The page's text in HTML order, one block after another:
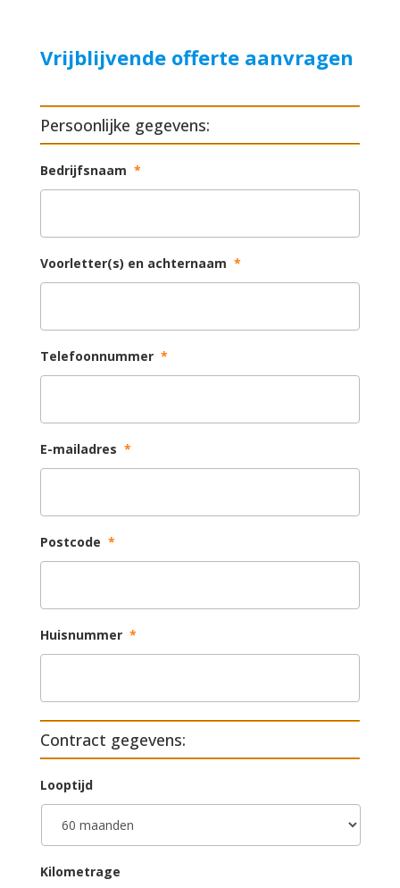
Vrijblijvende offerte aanvragen
Persoonlijke gegevens:
Bedrijfsnaam *
Voorletter(s) en achternaam *
Telefoonnummer *
E-mailadres *
Postcode *
Huisnummer *
Contract gegevens:
Looptijd
Kilometrage